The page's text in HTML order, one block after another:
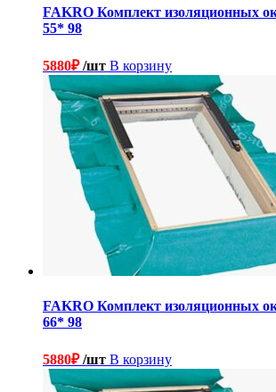
FAKRO Комплект изоляционных
55* 98
5880₽/шт В корзину
FAKRO Комплект изоляционных
66* 98
5880₽/шт В корзину